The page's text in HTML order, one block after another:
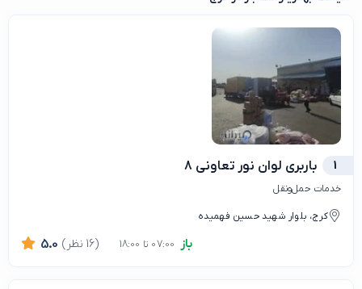
1 باربری لوان نور تعاونی 8
خدمات حمل‌ونقل
کرج، بلوار شهید حسین فهمیده
باز 5.0 (16 نظر)